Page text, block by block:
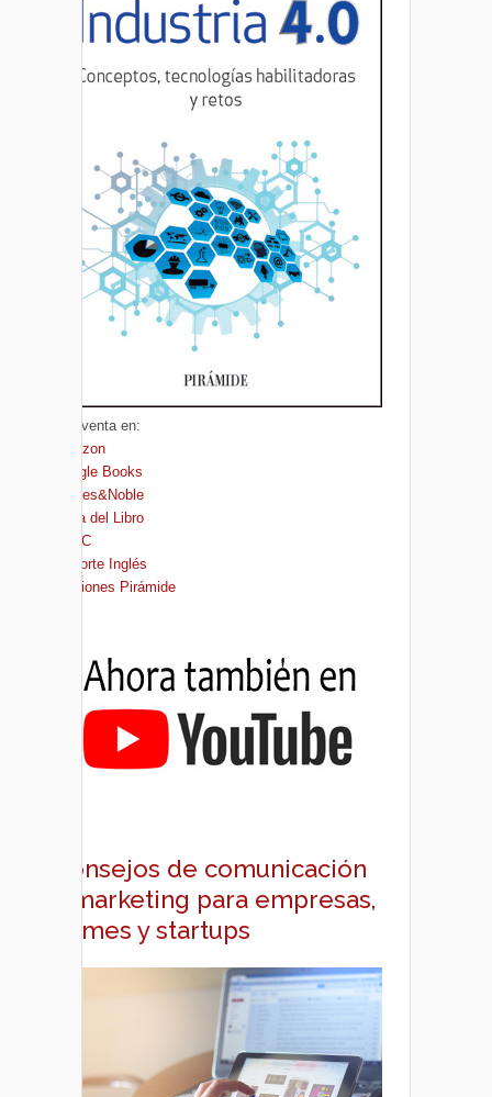
A la venta en:
Amazon
Google Books
Barnes&Noble
Casa del Libro
FNAC
El Corte Inglés
Ediciones Pirámide
Consejos de comunicación
y marketing para empresas,
pymes y startups